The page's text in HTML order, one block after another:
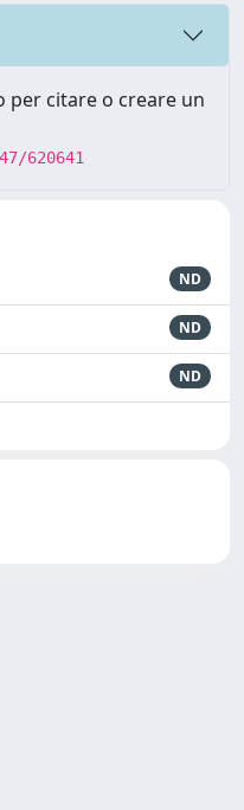
per citare o creare un
620641
ND
ND
ND